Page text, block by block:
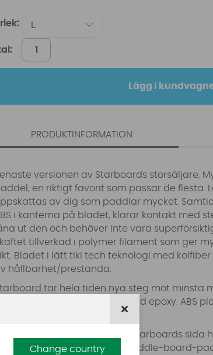
Lägg i
PRODUKTINFORMATION
versionen av Starboards storsäljare.
en riktigt favorit som passar de flesta.
av dig som paddlar mycket.
i kanterna på bladet, klarar kontakt med
ut den och behöver inte vara
tillverkad i polymer filament som ger
Bladet i lätt tiki tech teknologi med
hållbarhet/prestanda.
tar hela tiden nya steg mot minsta
är gjorda med växtbaserad epoxy. ABS
ca 660 gram. Mer info på starboards sida
sup.star-board.com/paddle-board-
Change country